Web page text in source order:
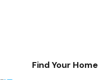
Find Your Home